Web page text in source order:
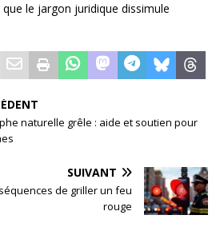
le jargon juridique dissimule
naturelle grêle : aide et soutien pour
SUIVANT
de griller un feu
rouge